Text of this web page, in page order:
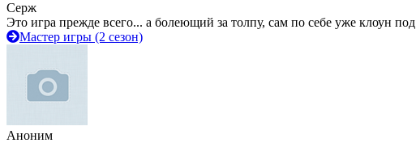
Серж
Это игра прежде всего... а болеющий за толпу, сам по себе уже клоун под
Мастер игры (2 сезон)
Аноним